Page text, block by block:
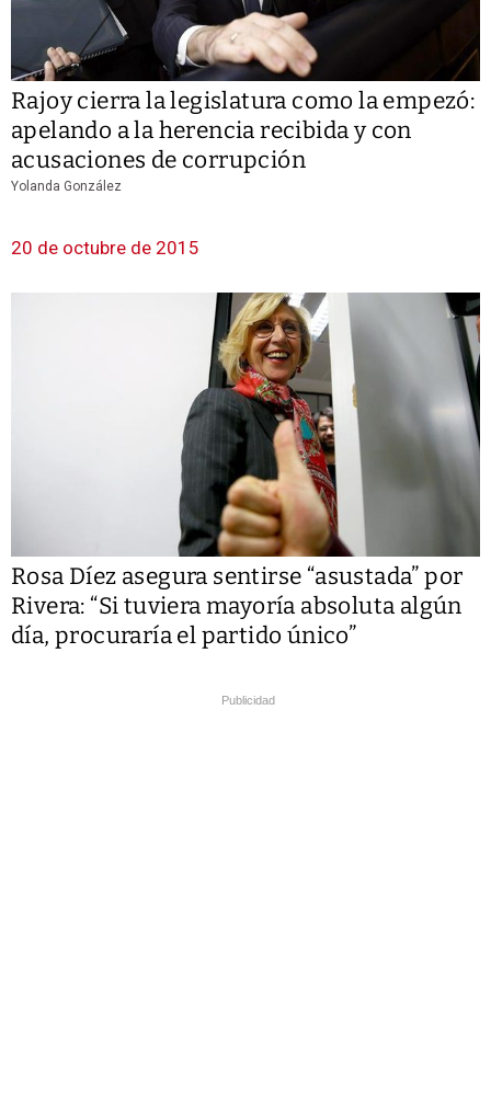
Rajoy cierra la legislatura como la empezó:
apelando a la herencia recibida y con
acusaciones de corrupción
Yolanda González
20 de octubre de 2015
Rosa Díez asegura sentirse “asustada” por
Rivera: “Si tuviera mayoría absoluta algún
día, procuraría el partido único”
Publicidad